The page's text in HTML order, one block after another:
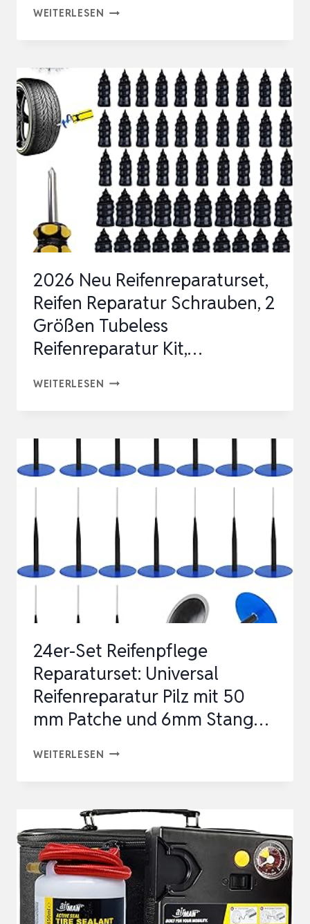
WEITERLESEN AUSBEULWERKZEUG
DELLENENTFERNUNG
ABZIEHER
SETS
AUTOTÜR
DINGS
REPA…
2026 Neu Reifenreparaturset,
Reifen Reparatur Schrauben, 2
Größen Tubeless
Reifenreparatur Kit,…
WEITERLESEN 2026
REPARATUR
SCHRAUBEN,
GRÖSSEN T
EIFENREPARATUR K
IT,…
24er-Set Reifenpflege
Reparaturset: Universal
Reifenreparatur Pilz mit 50
mm Patche und 6mm Stang…
WEITERLESEN 24ER-
REPARATURSET:
UNIVERSAL
REIFENREPARATUR
PILZ
MIT
50